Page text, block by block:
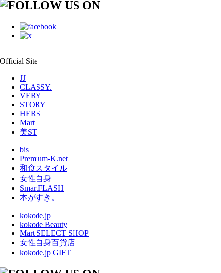
Official Site
JJ
CLASSY.
VERY
STORY
HERS
Mart
美ST
bis
Premium-K.net
和食スタイル
女性自身
SmartFLASH
本がすき。
kokode.jp
kokode Beauty
Mart SELECT SHOP
女性自身百貨店
kokode.jp GIFT